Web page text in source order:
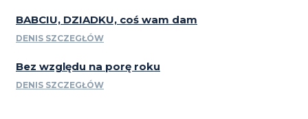
BABCIU, DZIADKU, coś wam dam
DENIS SZCZEGŁÓW
Bez względu na porę roku
DENIS SZCZEGŁÓW